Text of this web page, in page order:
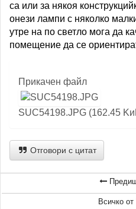
са или за някоя
онези лампи с няколко
утре на по светло мога да
помещение да се
Прикачен файл
SUC54198.JPG (162.45
Отговори с цитат
Всичко